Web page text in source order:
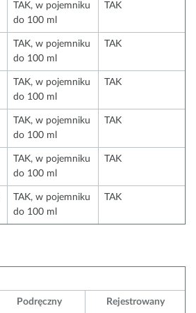
TAK, w pojemniku
do 100 ml
TAK
TAK, w pojemniku
do 100 ml
TAK
TAK, w pojemniku
do 100 ml
TAK
TAK, w pojemniku
do 100 ml
TAK
TAK, w pojemniku
do 100 ml
TAK
TAK, w pojemniku
do 100 ml
TAK
Podręczny Rejestrowany